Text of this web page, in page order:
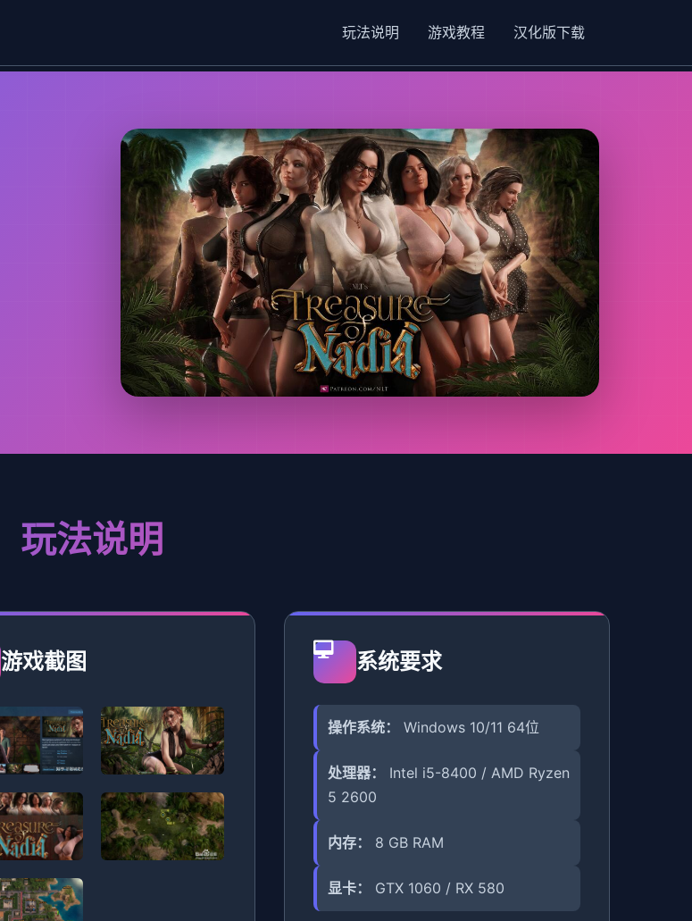
玩法说明 游戏教程 汉化版下载
玩法说明
游戏截图 系统要求
操作系统： Windows 10/11 64位
处理器：
Intel i5-8400 / AMD Ryzen
5 2600
内存： 8 GB RAM
显卡： GTX 1060 / RX 580